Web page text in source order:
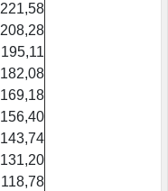
221,58
208,28
195,11
182,08
169,18
156,40
143,74
131,20
118,78